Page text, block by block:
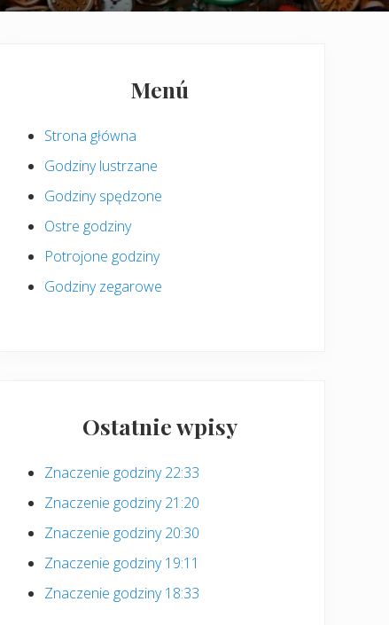
boczny
Menú
Strona główna
Godziny lustrzane
Godziny spędzone
Ostre godziny
Potrojone godziny
Godziny zegarowe
Ostatnie wpisy
Znaczenie godziny 22:33
Znaczenie godziny 21:20
Znaczenie godziny 20:30
Znaczenie godziny 19:11
Znaczenie godziny 18:33